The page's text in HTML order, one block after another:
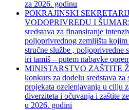
za 2026. godinu
POKRAJINSKI
VODOPRIVREDU I
sredstava za finansiranje
poljoprivrednog zemljišta
stručne službe , poljoprivredne
iri tamiš ‒ putem nabavke
MINISTARSTVO ZAŠTITE
konkurs za dodelu sredstava
projekata ozelenjavanja u cilju
diverziteta i očuvanja i zaštite
u 2026. godini